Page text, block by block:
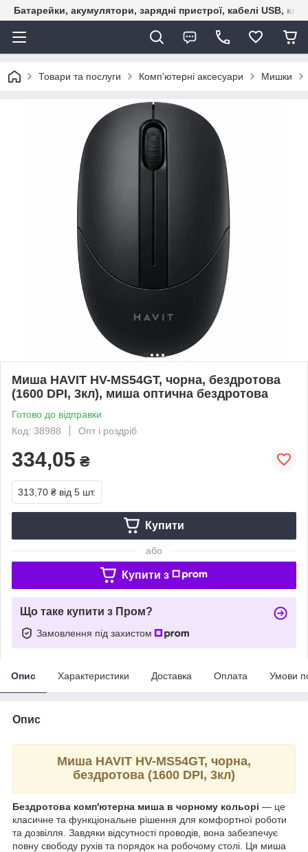
Батарейки, акумулятори, зарядні пристрої, кабелі USB,
Товари та послуги Комп'ютерні аксесуари Мишки
Миша HAVIT HV-MS54GT, чорна, бездротова
(1600 DPI, 3кл), миша оптична бездротова
Готово до відправки
Код: 38988
Опт і роздріб
334,05 ₴
313,70 ₴ від 5 шт.
Купити
або
Купити з
Що таке купити з Пром?
Замовлення під захистом
Опис Характеристики Доставка Оплата Умови
Опис
Миша HAVIT HV-MS54GT, чорна,
бездротова (1600 DPI, 3кл)
Бездротова комп'ютерна миша в чорному кольорі — це
класичне та функціональне рішення для комфортної роботи
та дозвілля. Завдяки відсутності проводів, вона забезпечує
повну свободу рухів та порядок на робочому столі. Ця миша